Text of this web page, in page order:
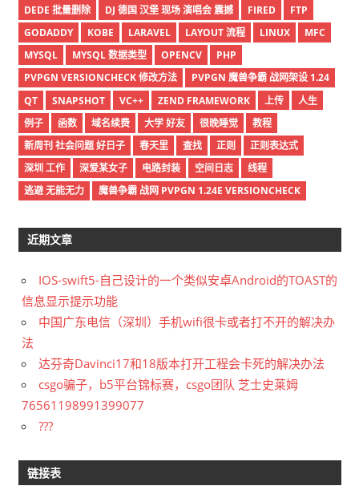
DEDE 批量删除
DJ 德国 汉堡 现场 演唱会 震撼 FIRED
FTP
GODADDY
KOBE LARAVEL LAYOUT 流程 LINUX
MFC
MYSQL
MYSQL 数据类型 OPENCV
PHP
PVPGN VERSIONCHECK 修改方法
PVPGN 魔兽争霸 战网架设 1.24
QT
SNAPSHOT VC++ ZEND FRAMEWORK 上传
人生
例子
函数 域名续费 大学 好友 很晚睡觉
教程
新周刊 社会问题 好日子
春天里 查找 正则
正则表达式
深圳 工作
深爱某女子 电路封装 空间日志
线程
逃避 无能无力
魔兽争霸 战网 PVPGN 1.24E VERSIONCHECK
近期文章
IOS-swift5-自己设计的一个类似安卓Android的TOAST的
信息显示提示功能
中国广东电信（深圳）手机wifi很卡或者打不开的解决办
法
达芬奇Davinci17和18版本打开工程会卡死的解决办法
csgo骗子，b5平台锦标赛，csgo团队 芝士史莱姆
76561198991399077
???
链接表